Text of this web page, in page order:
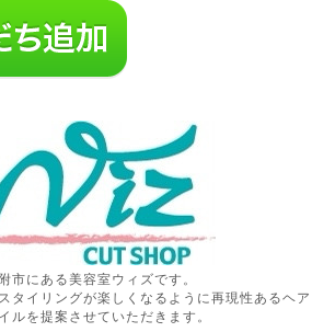
市にある美容室ウィズです。
タイリングが楽しくなるように再現性あるヘア
ルを提案させていただきます。